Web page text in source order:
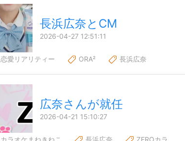
長浜広奈とCM
2026-04-27 12:51:11
恋愛リアリティー ORA² 長浜広奈
広奈さんが就任
2026-04-21 15:10:27
カラオケまねきねこ 長浜広奈 ZEROカラ